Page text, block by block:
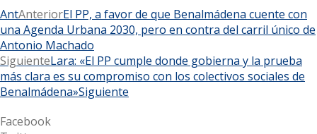
AntAnteriorEl PP, a favor de que Benalmádena cuente con
una Agenda Urbana 2030, pero en contra del carril único de
Antonio Machado
SiguienteLara: «El PP cumple donde gobierna y la prueba
más clara es su compromiso con los colectivos sociales de
Benalmádena»Siguiente
Facebook